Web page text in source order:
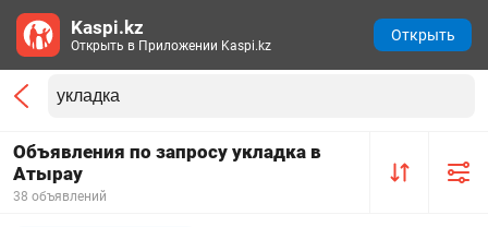
Объявления по запросу укладка в
Атырау
38 объявлений
Kaspi.kz
Открыть в Приложении Kaspi.kz
Открыть